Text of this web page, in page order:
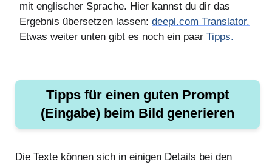
mit englischer Sprache. Hier kannst du dir das
Ergebnis übersetzen lassen: deepl.com Translator.
Etwas weiter unten gibt es noch ein paar Tipps.
Tipps für einen guten Prompt
(Eingabe) beim Bild generieren
Die Texte können sich in einigen Details bei den